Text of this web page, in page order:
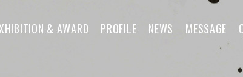
& AWARD PROFILE NEWS MESSAGE